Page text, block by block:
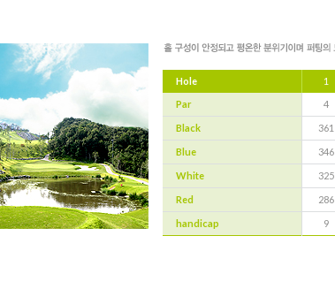
Hole 1
Par
4
Black 361
Blue 346
White 325
Red 286
handicap 9